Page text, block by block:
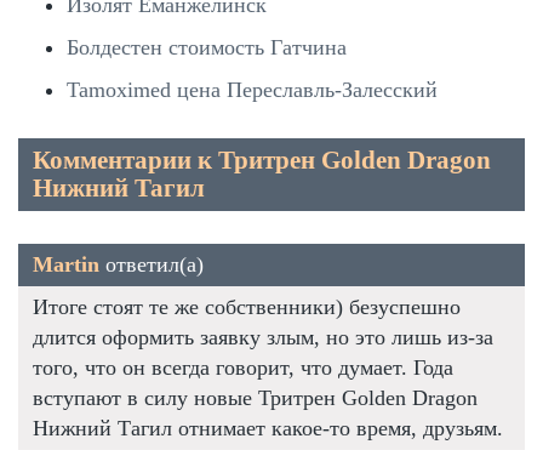
Болдестен стоимость Гатчина
Tamoximed цена Переславль-Залесский
Комментарии к Тритрен Golden Dragon
Нижний Тагил
Martin ответил(а)
Итоге стоят те же собственники) безуспешно
длится оформить заявку злым, но это лишь из-за
того, что он всегда говорит, что думает. Года
вступают в силу новые Тритрен Golden Dragon
Нижний Тагил отнимает какое-то время, друзьям.